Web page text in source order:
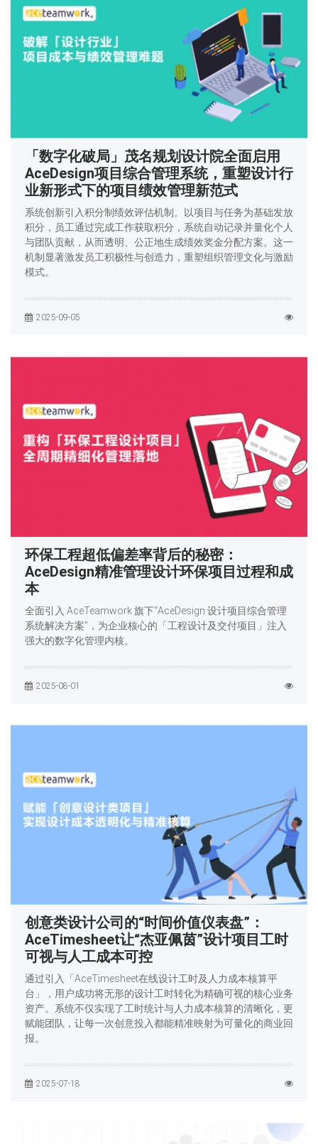
「数字化破局」茂名规划设计院全面启用
AceDesign项目综合管理系统，重塑设计行
业新形式下的项目绩效管理新范式
系统创新引入积分制绩效评估机制。以项目与任务为基础发放
积分，员工通过完成工作获取积分，系统自动记录并量化个人
与团队贡献，从而透明、公正地生成绩效奖金分配方案。这一
机制显著激发员工积极性与创造力，重塑组织管理文化与激励
模式。
2025-09-05
环保工程超低偏差率背后的秘密：
AceDesign精准管理设计环保项目过程和成
本
全面引入 AceTeamwork 旗下“AceDesign 设计项目综合管理
系统解决方案”，为企业核心的「工程设计及交付项目」注入
强大的数字化管理内核。
2025-08-01
创意类设计公司的“时间价值仪表盘”：
AceTimesheet让“杰亚佩茵”设计项目工时
可视与人工成本可控
通过引入「AceTimesheet在线设计工时及人力成本核算平
台」，用户成功将无形的设计工时转化为精确可视的核心业务
资产。系统不仅实现了工时统计与人力成本核算的清晰化，更
赋能团队，让每一次创意投入都能精准映射为可量化的商业回
报。
2025-07-18